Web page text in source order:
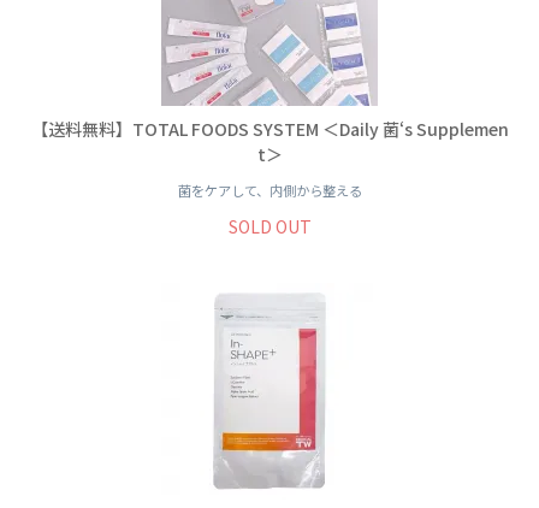
【送料無料】TOTAL FOODS SYSTEM ＜Daily 菌‘s Supplemen
t＞
菌をケアして、内側から整える
SOLD OUT